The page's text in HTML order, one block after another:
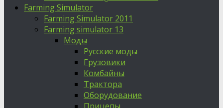
Farming Simulator
Farming Simulator 2011
Farming simulator 13
Моды
Русские моды
Грузовики
Комбайны
Трактора
Оборудование